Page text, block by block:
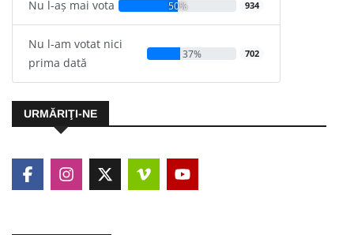
Nu l-aș mai vota 50% 934
Nu l-am votat nici
prima dată
37% 702
URMĂRIŢI-NE